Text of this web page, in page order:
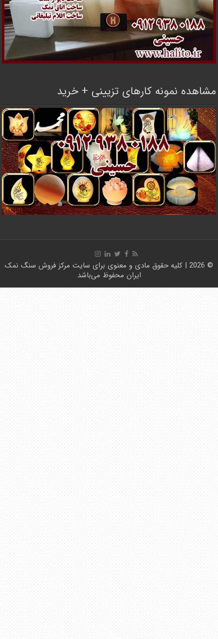
مشاهده نمونه کارهای تزیینی + خرید
© 2026 | کلیه حقوق مادی و معنوی برای سایت
مرکز فروش سنگ نمک
ایران محفوظ می‌باشد